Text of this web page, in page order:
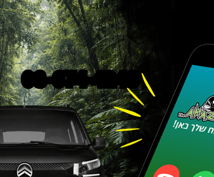
במבצע!
מאכיל אוטומטי דיגיטלי
SmartFeed Premium
490
479₪
08-674-4248